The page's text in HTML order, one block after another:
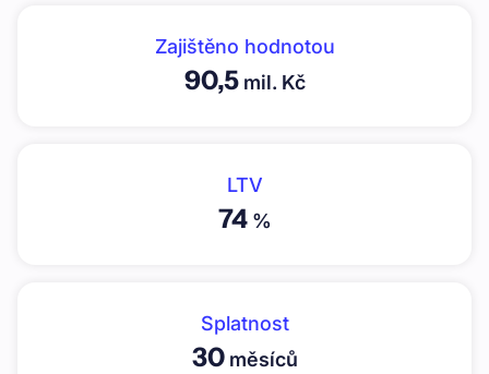
Zajištěno hodnotou
90,5mil. Kč
LTV
74%
Splatnost
30měsíců